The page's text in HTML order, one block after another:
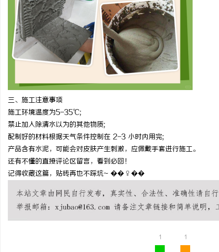
三、施工注意事项
施工环境温度为5-35℃;
禁止加入除清水以为的其他物质;
配制好的材料根据天气条件控制在 2-3 小时内用完;
产品含有水泥，可能会对皮肤产生刺激，应佩戴手套进行施工。
还有不懂的直接评论区留言，看到必回！
记得收藏这篇，贴砖再也不踩坑~ ��♀��
1 1